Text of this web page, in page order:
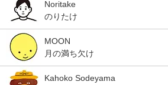
Noritake
のりたけ
MOON
月の満ち欠け
Kahoko Sodeyama